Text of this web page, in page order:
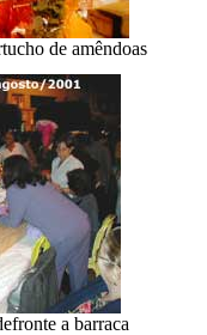
de amêndoas
a barraca